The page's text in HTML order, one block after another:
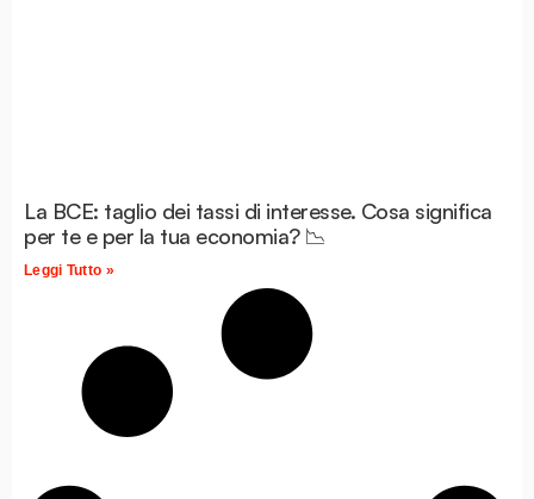
La BCE: taglio dei tassi di interesse. Cosa significa
per te e per la tua economia? 📉
Leggi Tutto »